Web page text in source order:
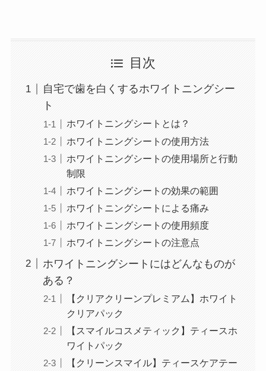
目次
自宅で歯を白くするホワイトニングシー
ト
ホワイトニングシートとは？
ホワイトニングシートの使用方法
ホワイトニングシートの使用場所と行動
制限
ホワイトニングシートの効果の範囲
ホワイトニングシートによる痛み
ホワイトニングシートの使用頻度
ホワイトニングシートの注意点
ホワイトニングシートにはどんなものが
ある？
【クリアクリーンプレミアム】ホワイト
クリアパック
【スマイルコスメティック】ティースホ
ワイトパック
【クリーンスマイル】ティースケアテー